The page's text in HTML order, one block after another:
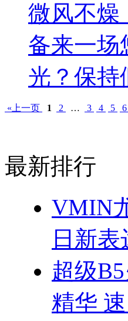
微风不燥
备来一场
光？保持
«上一页 1 2 … 3 4 5 6
最新排行
VMIN
日新表
超级
精华